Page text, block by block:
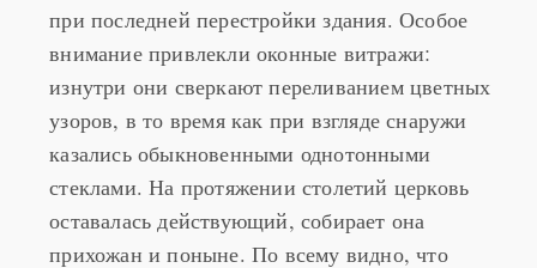
внимание привлекли оконные витражи:
изнутри они сверкают переливанием цветных
узоров, в то время как при взгляде снаружи
казались обыкновенными однотонными
стеклами. На протяжении столетий церковь
оставалась действующий, собирает она
прихожан и поныне. По всему видно, что
живет она сегодняшним днем, и люди